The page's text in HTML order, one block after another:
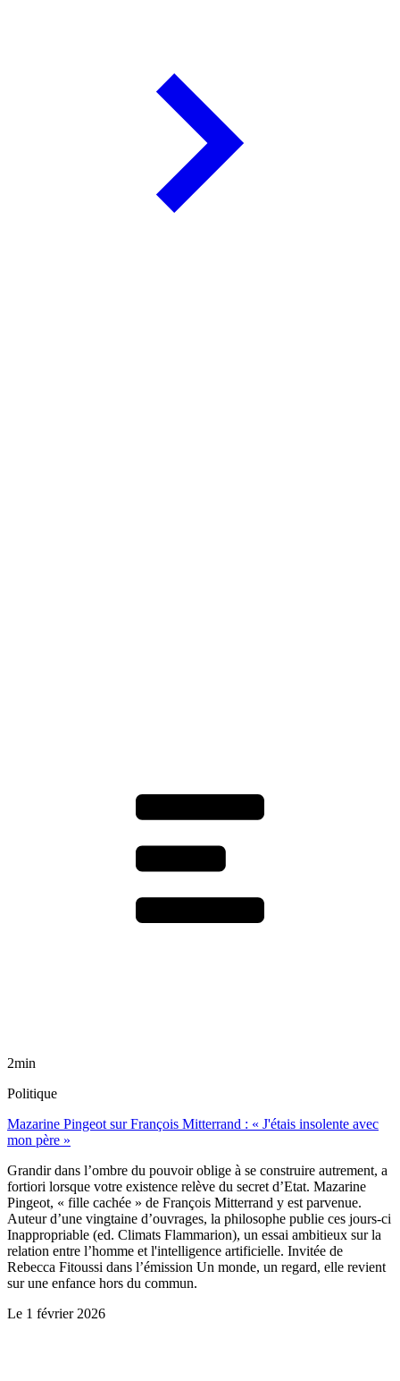
2min
Politique
Mazarine Pingeot sur François Mitterrand : « J'étais insolente avec
mon père »
Grandir dans l’ombre du pouvoir oblige à se construire autrement, a
fortiori lorsque votre existence relève du secret d’Etat. Mazarine
Pingeot, « fille cachée » de François Mitterrand y est parvenue.
Auteur d’une vingtaine d’ouvrages, la philosophe publie ces jours-ci
Inappropriable (ed. Climats Flammarion), un essai ambitieux sur la
relation entre l’homme et l'intelligence artificielle. Invitée de
Rebecca Fitoussi dans l’émission Un monde, un regard, elle revient
sur une enfance hors du commun.
Le 1 février 2026